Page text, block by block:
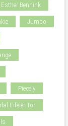
Esther Bennink
Jumbo
Piecely
Eifeler Tor